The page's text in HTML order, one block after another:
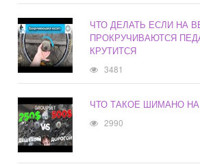
ЧТО ДЕЛАТЬ ЕСЛИ НА
ПРОКРУЧИВАЮТСЯ
КРУТИТСЯ
3481
ЧТО ТАКОЕ ШИМАНО
2990